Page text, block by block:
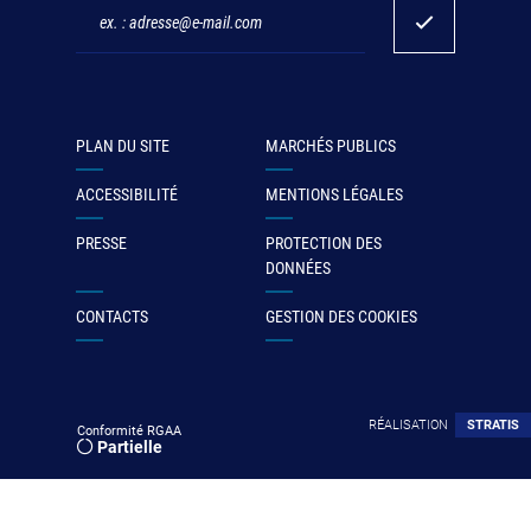
PLAN DU SITE MARCHÉS PUBLICS
ACCESSIBILITÉ MENTIONS LÉGALES
PRESSE
PROTECTION DES
DONNÉES
CONTACTS GESTION DES COOKIES
Conformité RGAA
Partielle
RÉALISATION STRATIS